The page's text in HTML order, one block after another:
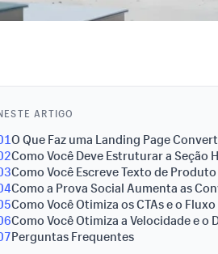
ARTIGO
O Que Faz uma Landing Page
Como Você Deve Estruturar a Seção
Como Você Escreve Texto de Produto
Como a Prova Social Aumenta as
Como Você Otimiza os CTAs e o
Como Você Otimiza a Velocidade e o
Perguntas Frequentes